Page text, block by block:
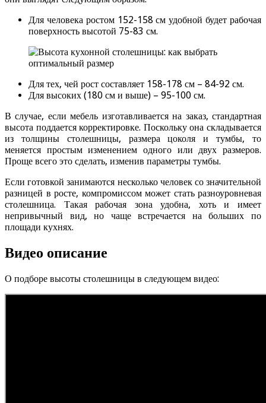
Для человека ростом 152-158 см удобной будет рабочая
поверхность высотой 75-83 см.
Для тех, чей рост составляет 158-178 см – 84-92 см.
Для высоких (180 см и выше) – 95-100 см.
В случае, если мебель изготавливается на заказ, стандартная
высота поддается корректировке. Поскольку она складывается
из толщины столешницы, размера цоколя и тумбы, то
меняется простым изменением одного или двух размеров.
Проще всего это сделать, изменив параметры тумбы.
Если готовкой занимаются несколько человек со значительной
разницей в росте, компромиссом может стать разноуровневая
столешница. Такая рабочая зона удобна, хоть и имеет
непривычный вид, но чаще встречается на больших по
площади кухнях.
Видео описание
О подборе высоты столешницы в следующем видео: